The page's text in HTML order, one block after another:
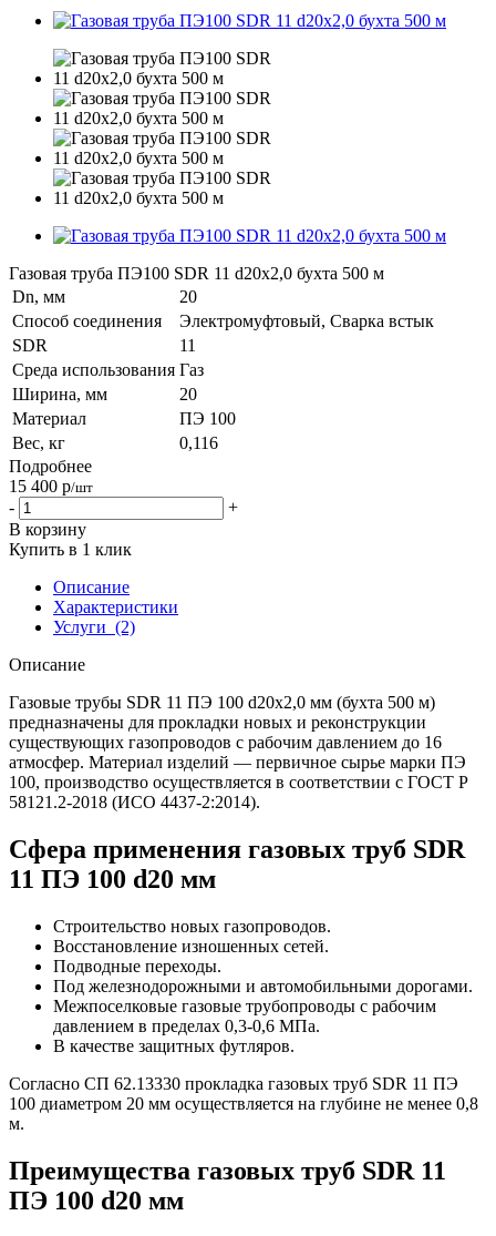
Газовая труба ПЭ100 SDR 11 d20х2,0 бухта 500 м
Dn, мм
20
Способ соединения
Электромуфтовый, Сварка встык
SDR
11
Среда использования Газ
Ширина, мм
20
Материал
ПЭ 100
Вес, кг
0,116
Подробнее
15 400 р/шт
-
+
В корзину
Купить в 1 клик
Описание
Характеристики
Услуги (2)
Описание
Газовые трубы SDR 11 ПЭ 100 d20х2,0 мм (бухта 500 м)
предназначены для прокладки новых и реконструкции
существующих газопроводов с рабочим давлением до 16
атмосфер. Материал изделий — первичное сырье марки ПЭ
100, производство осуществляется в соответствии с ГОСТ Р
58121.2-2018 (ИСО 4437-2:2014).
Сфера применения газовых труб SDR
11 ПЭ 100 d20 мм
Строительство новых газопроводов.
Восстановление изношенных сетей.
Подводные переходы.
Под железнодорожными и автомобильными дорогами.
Межпоселковые газовые трубопроводы с рабочим
давлением в пределах 0,3-0,6 МПа.
В качестве защитных футляров.
Согласно СП 62.13330 прокладка газовых труб SDR 11 ПЭ
100 диаметром 20 мм осуществляется на глубине не менее 0,8
м.
Преимущества газовых труб SDR 11
ПЭ 100 d20 мм